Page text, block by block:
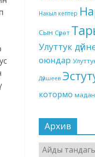
Накыл кептер
Сын Сүрөт
Улуттук
оюндар
Дүйшеев
котормо
Архив
Архив